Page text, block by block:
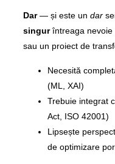
Dar— și este un dar
singurîntreaga nevoie
sau un proiect de
Necesită
(ML, XAI)
Trebuie integrat
Act, ISO 42001)
Lipsește
de optimizare